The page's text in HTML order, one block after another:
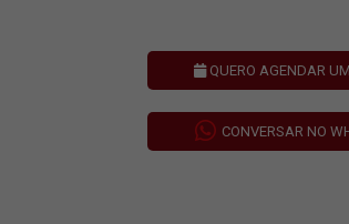
QUERO AGENDAR
CONVERSAR NO